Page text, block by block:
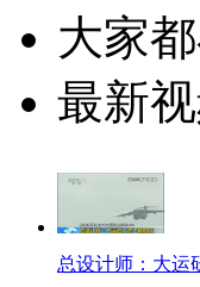
大家
最新
总设计师：大运